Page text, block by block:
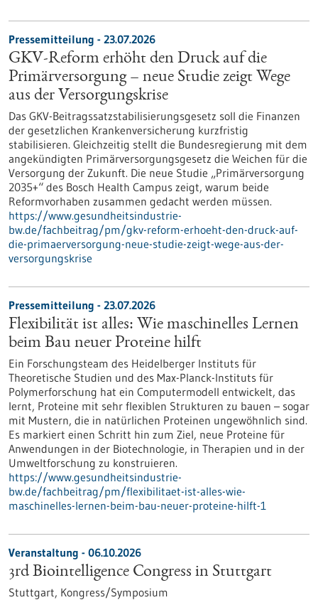
Pressemitteilung - 23.07.2026
GKV-Reform erhöht den Druck auf die
Primärversorgung – neue Studie zeigt Wege
aus der Versorgungskrise
Das GKV-Beitragssatzstabilisierungsgesetz soll die Finanzen
der gesetzlichen Krankenversicherung kurzfristig
stabilisieren. Gleichzeitig stellt die Bundesregierung mit dem
angekündigten Primärversorgungsgesetz die Weichen für die
Versorgung der Zukunft. Die neue Studie „Primärversorgung
2035+“ des Bosch Health Campus zeigt, warum beide
Reformvorhaben zusammen gedacht werden müssen.
https://www.gesundheitsindustrie-
bw.de/fachbeitrag/pm/gkv-reform-erhoeht-den-druck-auf-
die-primaerversorgung-neue-studie-zeigt-wege-aus-der-
versorgungskrise
Pressemitteilung - 23.07.2026
Flexibilität ist alles: Wie maschinelles Lernen
beim Bau neuer Proteine hilft
Ein Forschungsteam des Heidelberger Instituts für
Theoretische Studien und des Max-Planck-Instituts für
Polymerforschung hat ein Computermodell entwickelt, das
lernt, Proteine mit sehr flexiblen Strukturen zu bauen – sogar
mit Mustern, die in natürlichen Proteinen ungewöhnlich sind.
Es markiert einen Schritt hin zum Ziel, neue Proteine für
Anwendungen in der Biotechnologie, in Therapien und in der
Umweltforschung zu konstruieren.
https://www.gesundheitsindustrie-
bw.de/fachbeitrag/pm/flexibilitaet-ist-alles-wie-
maschinelles-lernen-beim-bau-neuer-proteine-hilft-1
Veranstaltung - 06.10.2026
3rd Biointelligence Congress in Stuttgart
Stuttgart, Kongress/Symposium